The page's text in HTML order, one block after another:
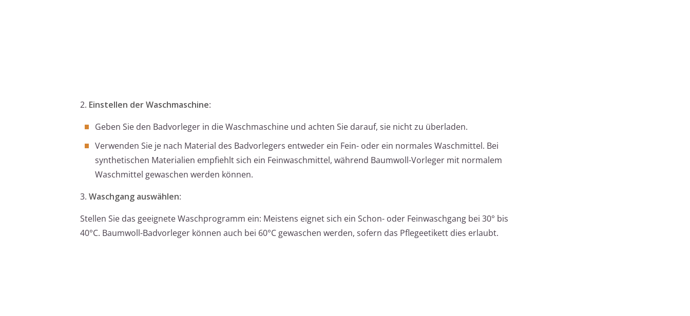
2. Einstellen der Waschmaschine:
Geben Sie den Badvorleger in die Waschmaschine und achten Sie darauf, sie nicht zu überladen.
Verwenden Sie je nach Material des Badvorlegers entweder ein Fein- oder ein normales Waschmittel. Bei
synthetischen Materialien empfiehlt sich ein Feinwaschmittel, während Baumwoll-Vorleger mit normalem
Waschmittel gewaschen werden können.
3. Waschgang auswählen:
Stellen Sie das geeignete Waschprogramm ein: Meistens eignet sich ein Schon- oder Feinwaschgang bei 30° bis
40°C. Baumwoll-Badvorleger können auch bei 60°C gewaschen werden, sofern das Pflegeetikett dies erlaubt.